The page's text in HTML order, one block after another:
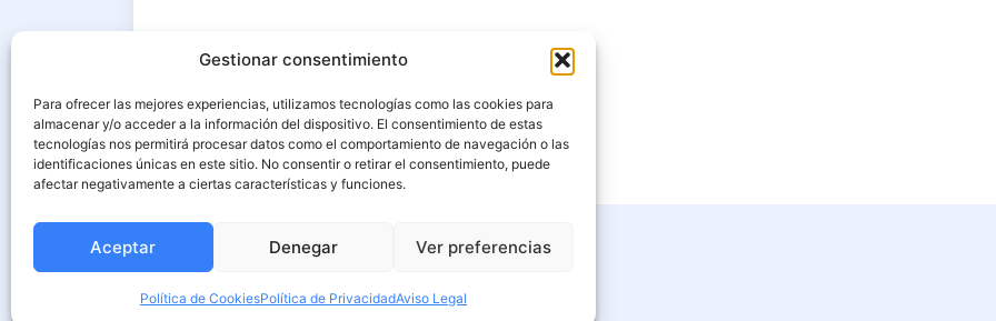
Gestionar consentimiento
Para ofrecer las mejores experiencias, utilizamos tecnologías como las cookies para
almacenar y/o acceder a la información del dispositivo. El consentimiento de estas
tecnologías nos permitirá procesar datos como el comportamiento de navegación o las
identificaciones únicas en este sitio. No consentir o retirar el consentimiento, puede
afectar negativamente a ciertas características y funciones.
Aceptar Denegar Ver preferencias
Política de CookiesPolítica de PrivacidadAviso Legal